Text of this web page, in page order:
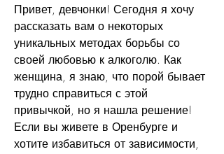
Привет, девчонки! Сегодня я хочу
рассказать вам о некоторых
уникальных методах борьбы со
своей любовью к алкоголю. Как
женщина, я знаю, что порой бывает
трудно справиться с этой
привычкой, но я нашла решение!
Если вы живете в Оренбурге и
хотите избавиться от зависимости,